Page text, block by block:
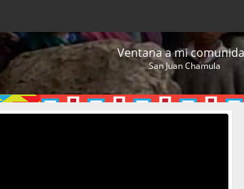
Ventana a mi
San Juan Chamula